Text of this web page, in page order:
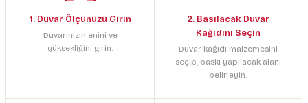
1. Duvar Ölçünüzü Girin
Duvarınızın enini ve
yüksekliğini girin.
2. Basılacak Duvar
Kağıdını Seçin
Duvar kağıdı malzemesini
seçip, baskı yapılacak alanı
belirleyin.